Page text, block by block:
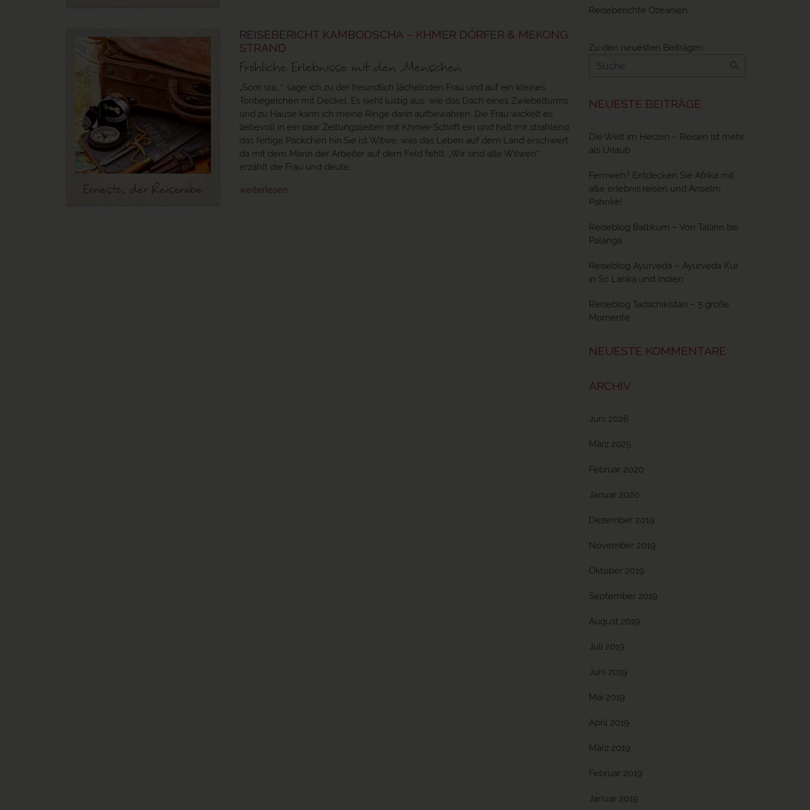
Ernesto, der Reiserabe
REISEBERICHT KAMBODSCHA – KHMER DÖRFER & MEKONG
STRAND
Fröhliche Erlebnisse mit den Menschen
„Som sra…“, sage ich zu der freundlich lächelnden Frau und auf ein kleines
Tontiegelchen mit Deckel. Es sieht lustig aus, wie das Dach eines Zwiebelturms
und zu Hause kann ich meine Ringe darin aufbewahren. Die Frau wickelt es
liebevoll in ein paar Zeitungsseiten mit Khmer-Schrift ein und hält mir strahlend
das fertige Päckchen hin.Sie ist Witwe, was das Leben auf dem Land erschwert,
da mit dem Mann der Arbeiter auf dem Feld fehlt. „Wir sind alle Witwen“,
erzählt die Frau und deute...
weiterlesen
Reiseberichte Ozeanien
Zu den neuesten Beiträgen
NEUESTE BEITRÄGE
Die Welt im Herzen – Reisen ist mehr
als Urlaub
Fernweh? Entdecken Sie Afrika mit
a&e erlebnis:reisen und Anselm
Pahnke!
Reiseblog Baltikum – Von Tallinn bis
Palanga
Reiseblog Ayurveda – Ayurveda Kur
in Sri Lanka und Indien
Reiseblog Tadschikistan – 5 große
Momente
NEUESTE KOMMENTARE
ARCHIV
Juni 2026
März 2025
Februar 2020
Januar 2020
Dezember 2019
November 2019
Oktober 2019
September 2019
August 2019
Juli 2019
Juni 2019
Mai 2019
April 2019
März 2019
Februar 2019
Januar 2019